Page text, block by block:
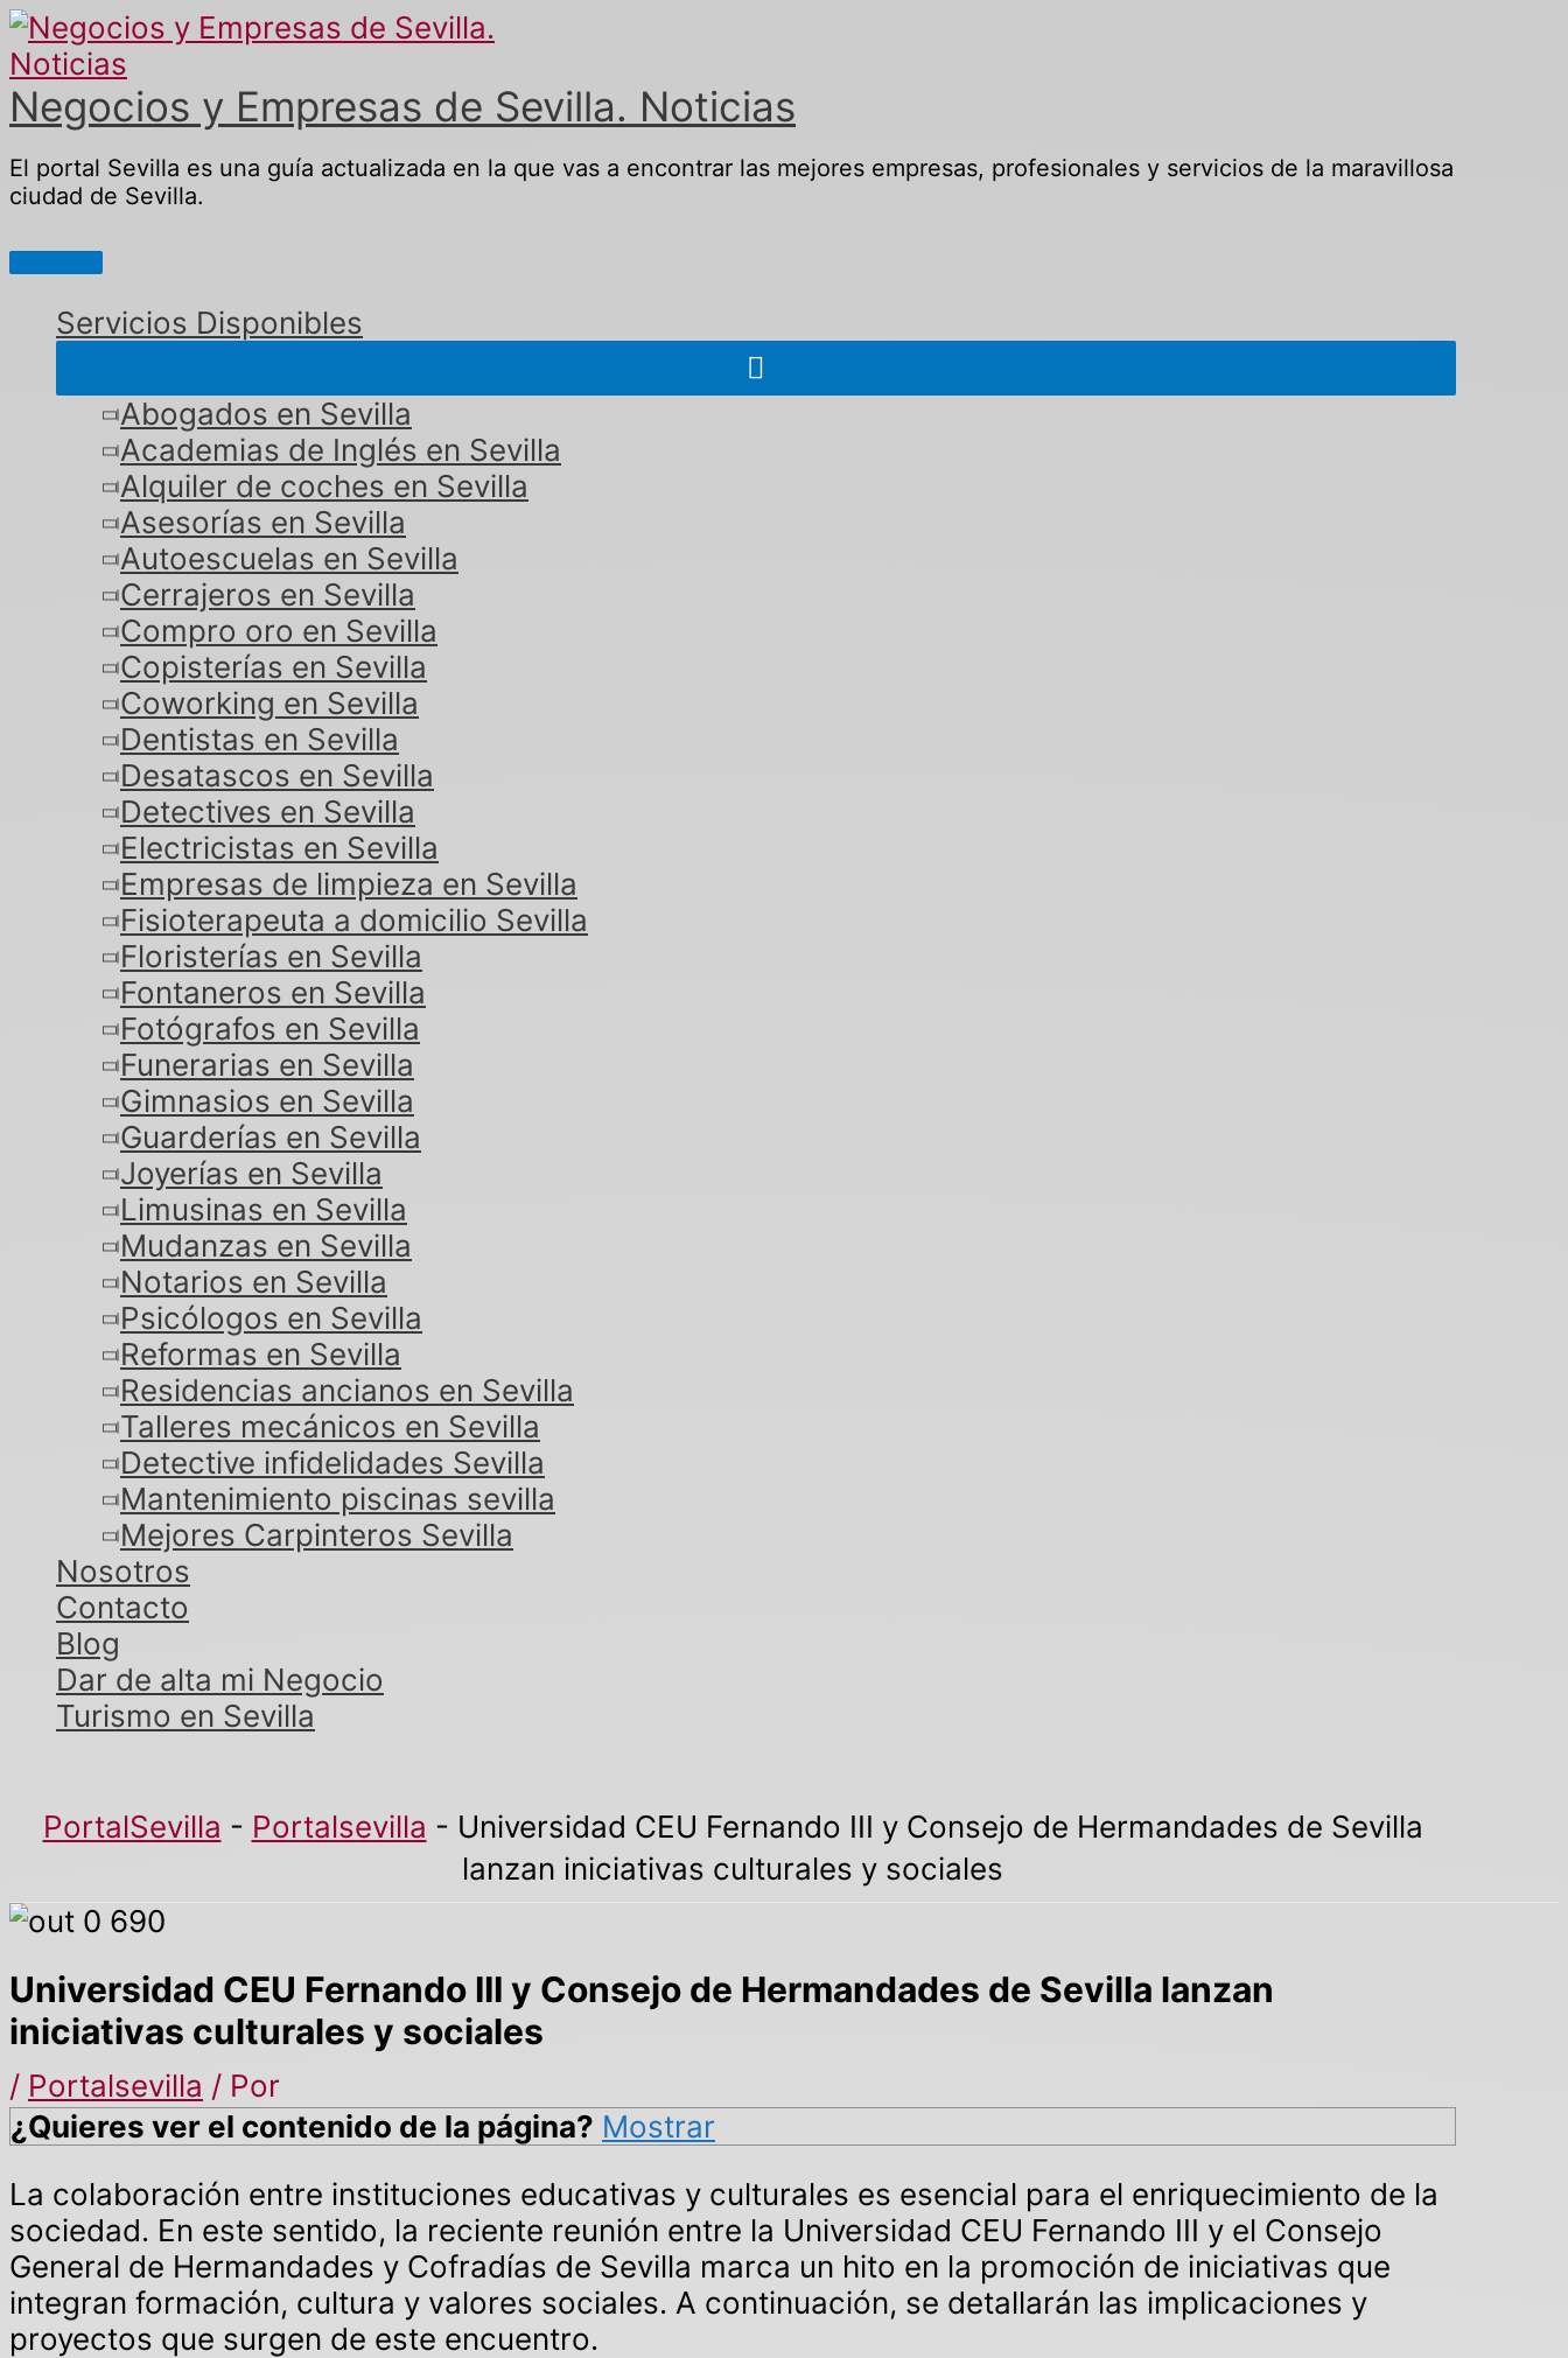
Ir
al
contenido
Negocios y Empresas de Sevilla. Noticias
El portal Sevilla es una guía actualizada en la que vas a encontrar las mejores empresas, profesionales y servicios de la maravillosa
ciudad de Sevilla.
Menú
principal
Servicios Disponibles
Abogados en Sevilla
Academias de Inglés en Sevilla
Alquiler de coches en Sevilla
Asesorías en Sevilla
Autoescuelas en Sevilla
Cerrajeros en Sevilla
Compro oro en Sevilla
Copisterías en Sevilla
Coworking en Sevilla
Dentistas en Sevilla
Desatascos en Sevilla
Detectives en Sevilla
Electricistas en Sevilla
Empresas de limpieza en Sevilla
Fisioterapeuta a domicilio Sevilla
Floristerías en Sevilla
Fontaneros en Sevilla
Fotógrafos en Sevilla
Funerarias en Sevilla
Gimnasios en Sevilla
Guarderías en Sevilla
Joyerías en Sevilla
Limusinas en Sevilla
Mudanzas en Sevilla
Notarios en Sevilla
Psicólogos en Sevilla
Reformas en Sevilla
Residencias ancianos en Sevilla
Talleres mecánicos en Sevilla
Detective infidelidades Sevilla
Mantenimiento piscinas sevilla
Mejores Carpinteros Sevilla
Nosotros
Contacto
Blog
Dar de alta mi Negocio
Turismo en Sevilla
PortalSevilla - Portalsevilla - Universidad CEU Fernando III y Consejo de Hermandades de Sevilla
lanzan iniciativas culturales y sociales
Universidad CEU Fernando III y Consejo de Hermandades de Sevilla lanzan
iniciativas culturales y sociales
/ Portalsevilla / Por
¿Quieres ver el contenido de la página? Mostrar
La colaboración entre instituciones educativas y culturales es esencial para el enriquecimiento de la
sociedad. En este sentido, la reciente reunión entre la Universidad CEU Fernando III y el Consejo
General de Hermandades y Cofradías de Sevilla marca un hito en la promoción de iniciativas que
integran formación, cultura y valores sociales. A continuación, se detallarán las implicaciones y
proyectos que surgen de este encuentro.